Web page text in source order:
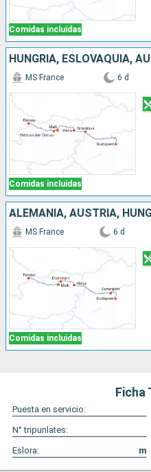
Comidas incluidas
Comidas incluidas
MS France 6 d
ALEMANIA, AUSTRIA,
Comidas incluidas
MS France 6 d
Ficha
Puesta en servicio:
N° tripunlates:
Eslora:
m